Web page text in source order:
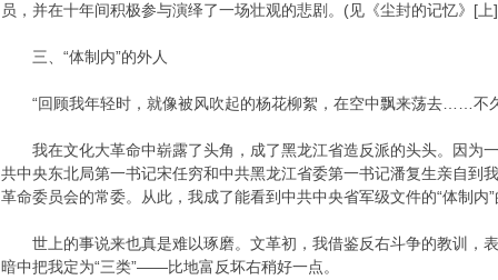
员，并在十年间积极参与演绎了一场壮观的悲剧。(见《尘封的记忆》[
三、“体制内”的外人
“回顾我年轻时，就像被风吹起的杨花柳絮，在空中飘来荡去……不
我在文化大革命中崭露了头角，成了黑龙江省造反派的头头。因为一
共中央东北局第一书记宋任穷和中共黑龙江省委第一书记潘复生亲自到
革命委员会的常委。从此，我成了能看到中共中央省军级文件的“体制内”
世上的事说来也真是难以琢磨。文革初，我借鉴反右斗争的教训，
暗中把我定为“三类”——比地富反坏右稍好一点。